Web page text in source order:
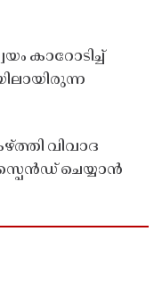
കാറോടിച്ച്
വിവാദ
ചെയ്യാൻ